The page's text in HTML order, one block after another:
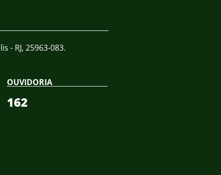
- RJ, 25963-083.
OUVIDORIA
162